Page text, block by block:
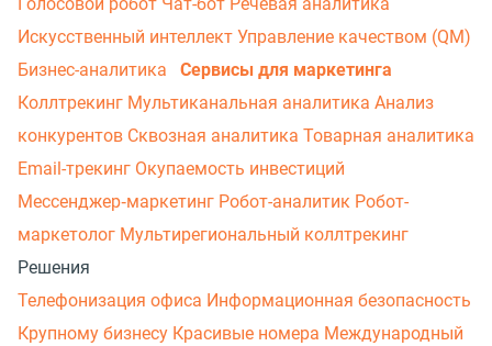
Голосовой робот Чат-бот Речевая аналитика
Искусственный интеллект Управление качеством (QM)
Бизнес-аналитика
Сервисы для маркетинга
Коллтрекинг Мультиканальная аналитика Анализ
конкурентов Сквозная аналитика Товарная аналитика
Email-трекинг Окупаемость инвестиций
Мессенджер‑маркетинг Робот-аналитик Робот-
маркетолог Мультирегиональный коллтрекинг
Решения
Телефонизация офиса Информационная безопасность
Крупному бизнесу Красивые номера Международный